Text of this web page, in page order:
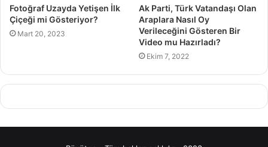
Fotoğraf Uzayda Yetişen İlk
Çiçeği mi Gösteriyor?
Mart 20, 2023
Ak Parti, Türk Vatandaşı Olan
Araplara Nasıl Oy
Verileceğini Gösteren Bir
Video mu Hazırladı?
Ekim 7, 2022